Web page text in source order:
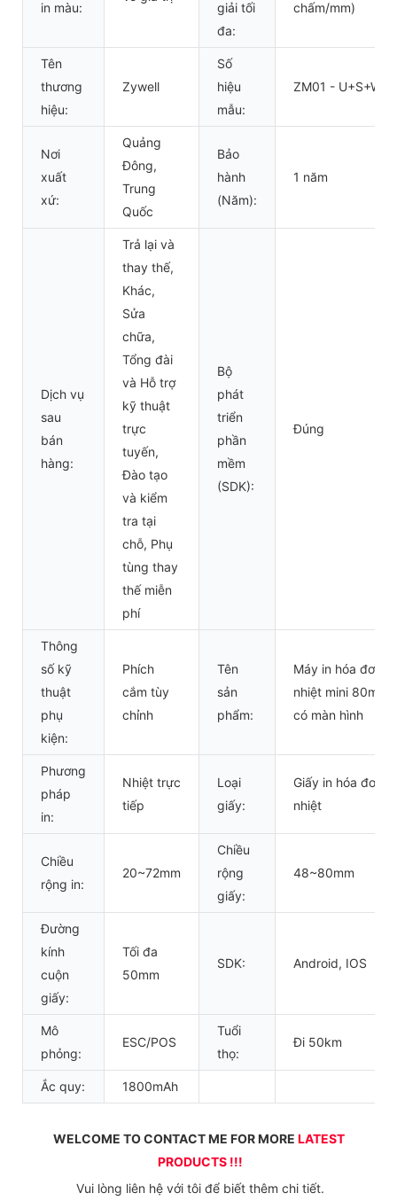
in màu:
giải tối
đa:
chấm/mm)
Tên
thương
hiệu:
Zywell
Số
hiệu
mẫu:
ZM01 - U+S+W
Nơi
xuất
xứ:
Quảng
Đông,
Trung
Quốc
Bảo
hành
(Năm):
1 năm
Dịch vụ
sau
bán
hàng:
Trả lại và
thay thế,
Khác,
Sửa
chữa,
Tổng đài
và Hỗ trợ
kỹ thuật
trực
tuyến,
Đào tạo
và kiểm
tra tại
chỗ, Phụ
tùng thay
thế miễn
phí
Bộ
phát
triển
phần
mềm
(SDK):
Đúng
Thông
số kỹ
thuật
phụ
kiện:
Phích
cắm tùy
chỉnh
Tên
sản
phẩm:
Máy in hóa đơn
nhiệt mini 80mm
có màn hình
Phương
pháp
in:
Nhiệt trực
tiếp
Loại
giấy:
Giấy in hóa đơn
nhiệt
Chiều
rộng in:
20~72mm
Chiều
rộng
giấy:
48~80mm
Đường
kính
cuộn
giấy:
Tối đa
50mm
SDK: Android, IOS
Mô
phỏng:
ESC/POS
Tuổi
thọ:
Đi 50km
Ắc quy: 1800mAh
WELCOME TO CONTACT ME FOR MORE LATEST
PRODUCTS !!!
Vui lòng liên hệ với tôi để biết thêm chi tiết.